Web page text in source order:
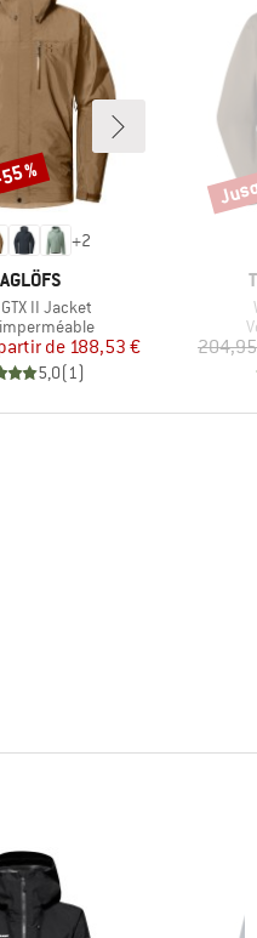
+2
II Jacket
group
Prix
Prix réduit
de 188,53 €
5,0(1)
%